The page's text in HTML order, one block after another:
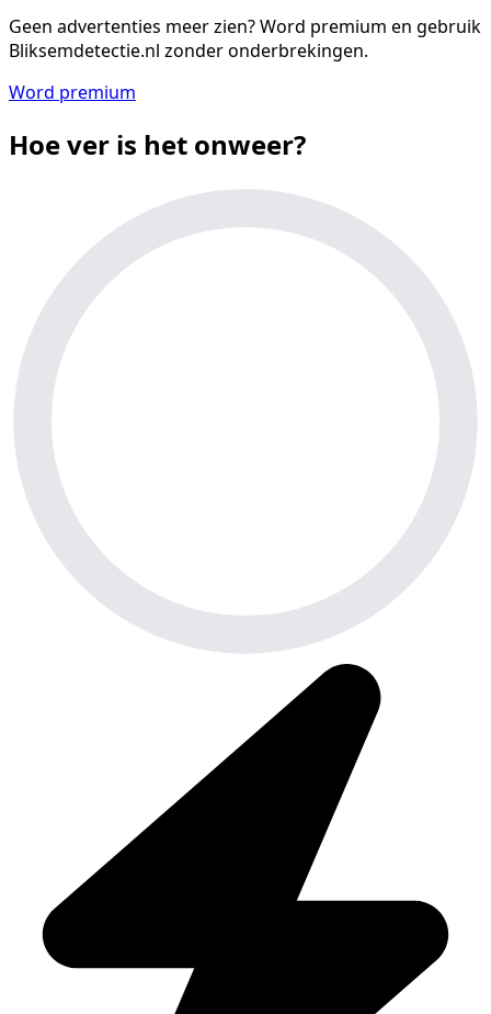
Geen advertenties meer zien?Word premium en gebruik
Bliksemdetectie.nl zonder onderbrekingen.
Word premium
Hoe ver is het onweer?